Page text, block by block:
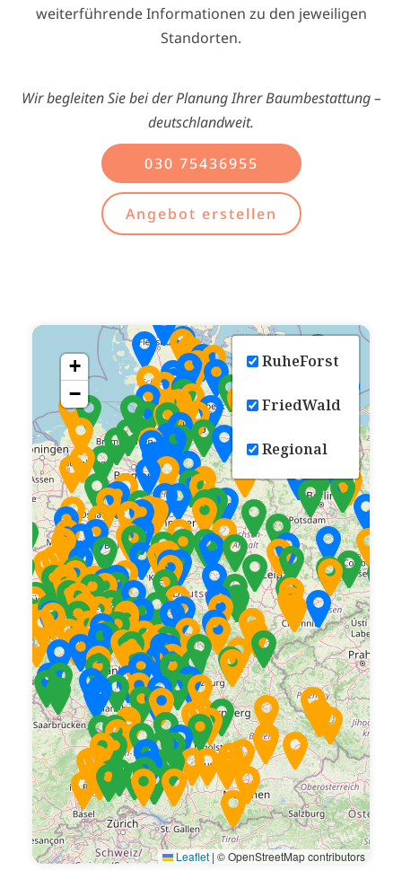
weiterführende Informationen zu den jeweiligen
Standorten.
Wir begleiten Sie bei der Planung Ihrer Baumbestattung –
deutschlandweit.
030 75436955
Angebot erstellen
+
−
RuheForst
FriedWald
Regional
Leaflet | © OpenStreetMap contributors